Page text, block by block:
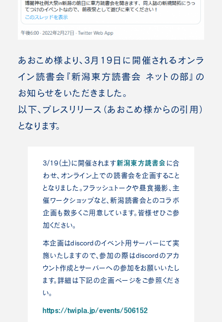
あおこめ様より、3月19日に開催されるオンラ
イン読書会『新潟東方読書会 ネットの部』の
お知らせをいただきました。
以下、プレスリリース（あおこめ様からの引用）
となります。
3/19(土)に開催されます新潟東方読書会 に合
わせ、オンライン上での読書会を企画すること
となりました。フラッシュトークや昼食撮影、主
催ワークショップなど、新潟読書会とのコラボ
企画も数多くご用意しています。皆様ぜひご参
加ください。
本企画はdiscordのイベント用サーバーにて実
施いたしますので、参加の際はdiscordのアカ
ウント作成とサーバーへの参加をお願いいたし
ます。詳細は下記の企画ページをご参照くださ
い。
https://twipla.jp/events/506152